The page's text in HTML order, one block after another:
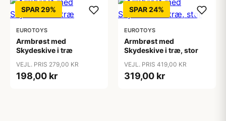
SPAR 29%
EUROTOYS
Armbrøst med
Skydeskive i træ
VEJL. PRIS 279,00 KR
198,00 kr
SPAR 24%
EUROTOYS
Armbrøst med
Skydeskive i træ, stor
VEJL. PRIS 419,00 KR
319,00 kr